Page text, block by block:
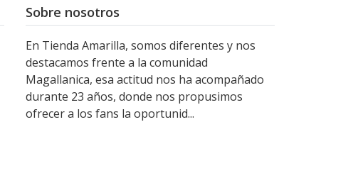
Sobre nosotros
En Tienda Amarilla, somos diferentes y nos
destacamos frente a la comunidad
Magallanica, esa actitud nos ha acompañado
durante 23 años, donde nos propusimos
ofrecer a los fans la oportunid...